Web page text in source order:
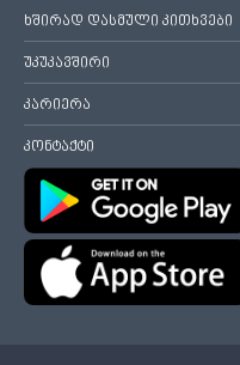
ხშირად დასმული კითხვები
უკუკავშირი
კარიერა
კონტაქტი